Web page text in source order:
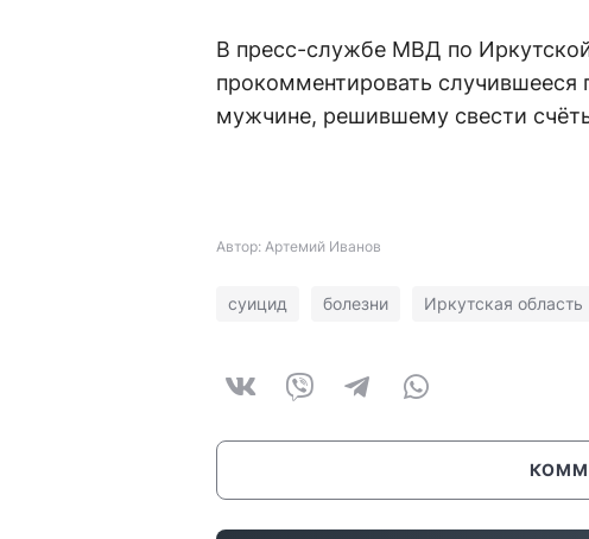
В пресс-службе МВД по
прокомментировать случившееся
мужчине, решившему свести
Автор: Артемий Иванов
суицид болезни Иркутская область